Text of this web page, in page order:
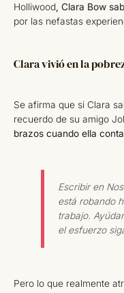
Holliwood, Clara Bow
por las nefastas
Clara vivió en la
Se afirma que si Clara
recuerdo de su amigo
brazos cuando ella
Escribir en
está robando
trabajo.
el esfuerzo
Pero lo que realmente